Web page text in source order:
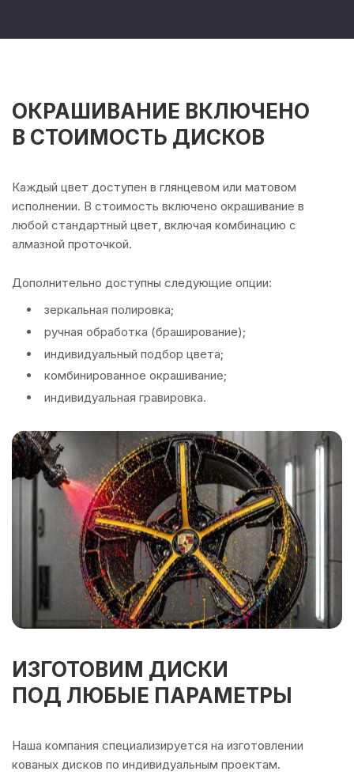
ОКРАШИВАНИЕ ВКЛЮЧЕНО
В СТОИМОСТЬ ДИСКОВ
Каждый цвет доступен в глянцевом или матовом
исполнении. В стоимость включено окрашивание в
любой стандартный цвет, включая комбинацию с
алмазной проточкой.
Дополнительно доступны следующие опции:
зеркальная полировка;
ручная обработка (браширование);
индивидуальный подбор цвета;
комбинированное окрашивание;
индивидуальная гравировка.
ИЗГОТОВИМ ДИСКИ
ПОД ЛЮБЫЕ ПАРАМЕТРЫ
Наша компания специализируется на изготовлении
кованых дисков по индивидуальным проектам.